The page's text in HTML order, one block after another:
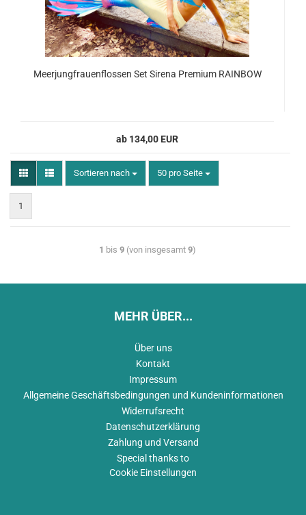
Meerjungfrauenflossen Set Sirena Premium RAINBOW
ab 134,00 EUR
Sortieren nach 50 pro Seite
1
1 bis 9 (von insgesamt 9)
MEHR ÜBER...
Über uns
Kontakt
Impressum
Allgemeine Geschäftsbedingungen und Kundeninformationen
Widerrufsrecht
Datenschutzerklärung
Zahlung und Versand
Special thanks to
Cookie Einstellungen